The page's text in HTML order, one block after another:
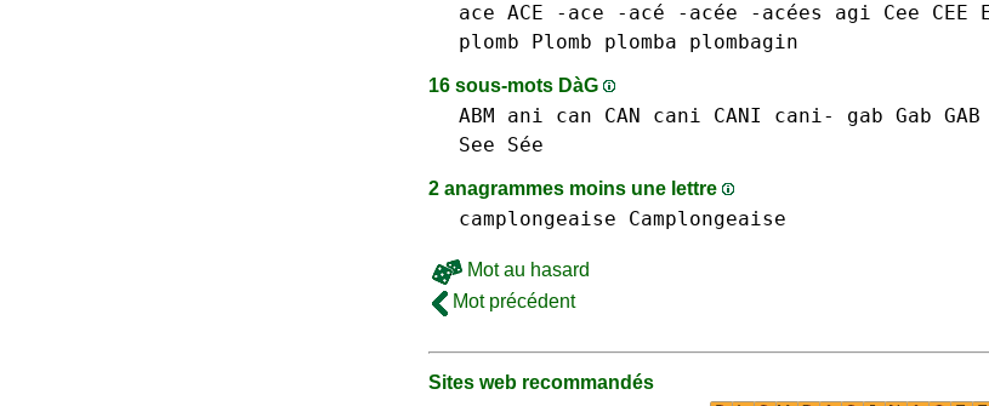
ace ACE -ace -acé -acée -acées agi Cee CEE
plomb Plomb
plomba plombagin
16 sous-mots DàG
ABM ani can CAN cani CANI cani- gab Gab GAB
See Sée
2 anagrammes moins une lettre
camplongeaise Camplongeaise
Mot au hasard
Mot précédent
Sites web recommandés